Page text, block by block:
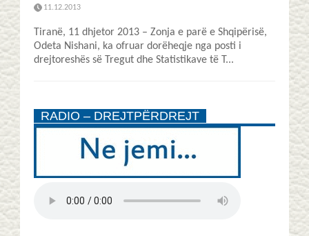
11.12.2013
Tiranë, 11 dhjetor 2013 – Zonja e parë e Shqipërisë,
Odeta Nishani, ka ofruar dorëheqje nga posti i
drejtoreshës së Tregut dhe Statistikave të T...
RADIO – DREJTPËRDREJT